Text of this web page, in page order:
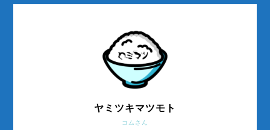
コムさん
ヤミツキマツモト